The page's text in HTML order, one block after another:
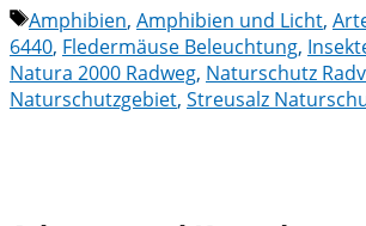
Schlagwörter
Amphibien, Amphibien und Licht,
6440, Fledermäuse Beleuchtung,
Natura 2000 Radweg, Naturschutz
Naturschutzgebiet, Streusalz